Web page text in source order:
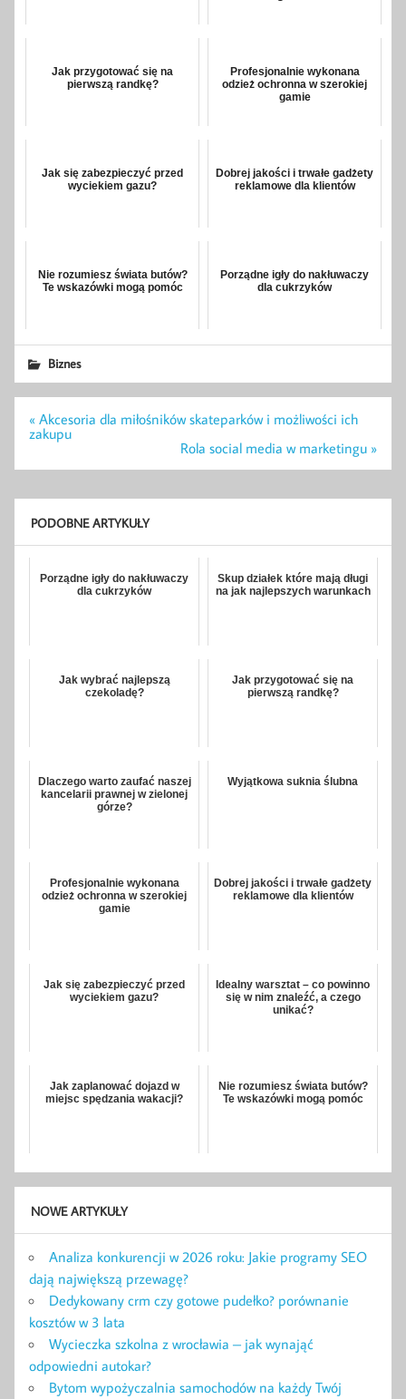
Jak przygotować się na
pierwszą randkę?
Profesjonalnie wykonana
odzież ochronna w szerokiej
gamie
Jak się zabezpieczyć przed
wyciekiem gazu?
Dobrej jakości i trwałe gadżety
reklamowe dla klientów
Nie rozumiesz świata butów?
Te wskazówki mogą pomóc
Porządne igły do nakłuwaczy
dla cukrzyków
Biznes
Nawigacja
wpisu
« Akcesoria dla miłośników skateparków i możliwości ich
zakupu
Rola social media w marketingu »
PODOBNE ARTYKUŁY
Porządne igły do nakłuwaczy
dla cukrzyków
Skup działek które mają długi
na jak najlepszych warunkach
Jak wybrać najlepszą
czekoladę?
Jak przygotować się na
pierwszą randkę?
Dlaczego warto zaufać naszej
kancelarii prawnej w zielonej
górze?
Wyjątkowa suknia ślubna
Profesjonalnie wykonana
odzież ochronna w szerokiej
gamie
Dobrej jakości i trwałe gadżety
reklamowe dla klientów
Jak się zabezpieczyć przed
wyciekiem gazu?
Idealny warsztat – co powinno
się w nim znaleźć, a czego
unikać?
Jak zaplanować dojazd w
miejsc spędzania wakacji?
Nie rozumiesz świata butów?
Te wskazówki mogą pomóc
NOWE ARTYKUŁY
Analiza konkurencji w 2026 roku: Jakie programy SEO
dają największą przewagę?
Dedykowany crm czy gotowe pudełko? porównanie
kosztów w 3 lata
Wycieczka szkolna z wrocławia – jak wynająć
odpowiedni autokar?
Bytom wypożyczalnia samochodów na każdy Twój